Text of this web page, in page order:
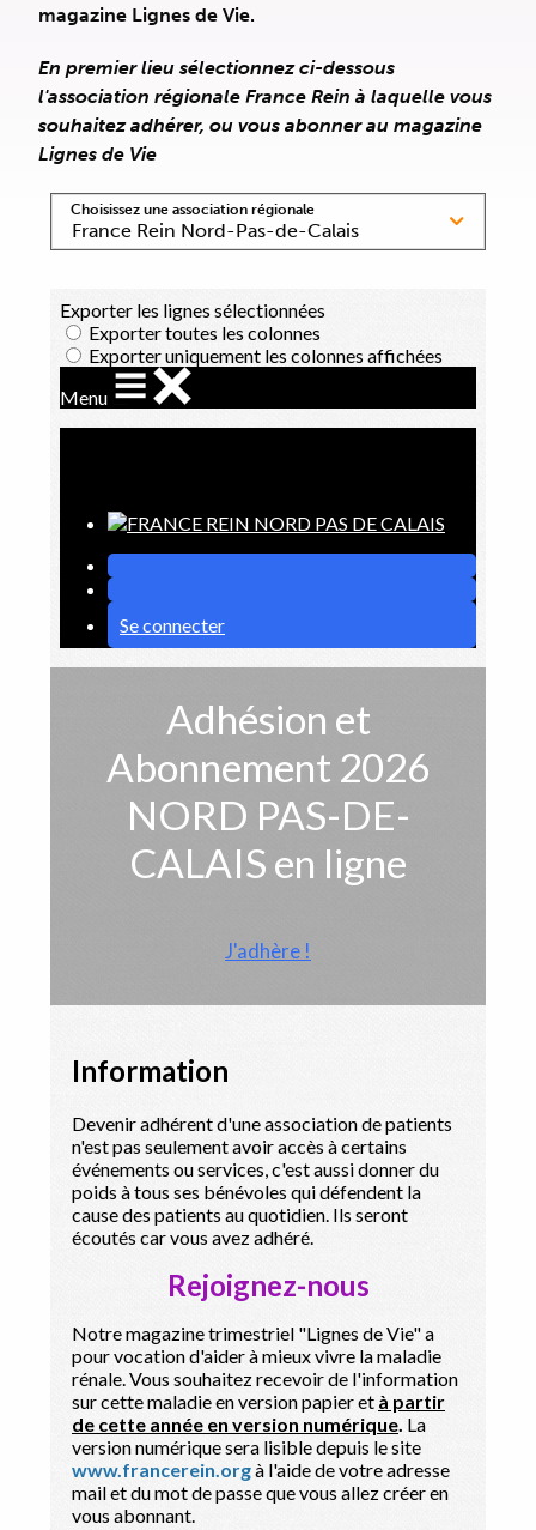
magazine Lignes de Vie.
En premier lieu sélectionnez ci-dessous
l'association régionale France Rein à laquelle vous
souhaitez adhérer, ou vous abonner au magazine
Lignes de Vie
France Rein Nord-Pas-de-Calais
Choisissez une association régionale